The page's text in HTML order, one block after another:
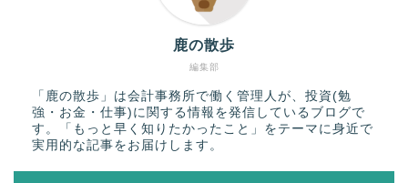
編集部
鹿の散歩
「鹿の散歩」は会計事務所で働く管理人が、投資(勉
強・お金・仕事)に関する情報を発信しているブログで
す。「もっと早く知りたかったこと」をテーマに身近で
実用的な記事をお届けします。